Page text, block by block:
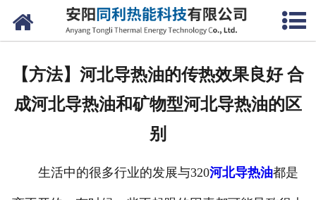
网站首页
【方法】河北导热油的传热效果良好 合
成河北导热油和矿物型河北导热油的区
别
生活中的很多行业的发展与320河北导热油都是